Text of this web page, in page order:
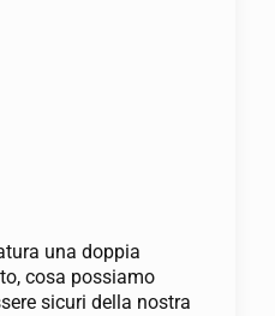
una doppia
cosa possiamo
sicuri della nostra